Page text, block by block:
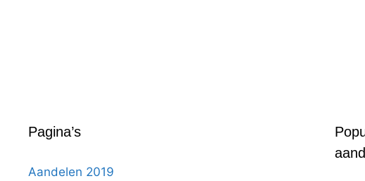
Pagina’s
Aandelen 2019